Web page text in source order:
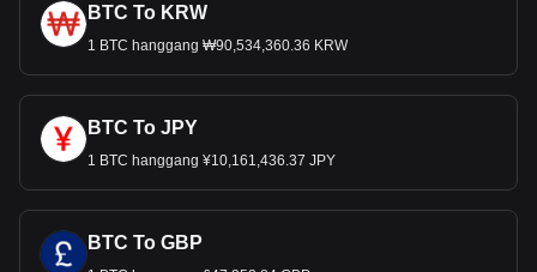
BTC To KRW
1 BTC hanggang ₩90,534,360.36 KRW
BTC To JPY
1 BTC hanggang ¥10,161,436.37 JPY
BTC To GBP